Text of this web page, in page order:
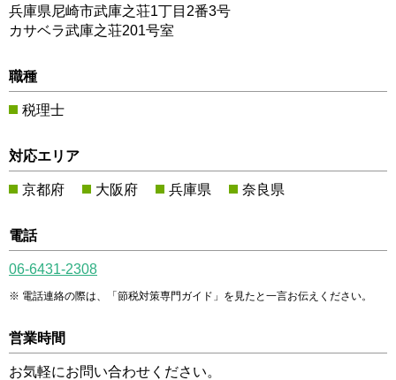
兵庫県尼崎市武庫之荘1丁目2番3号
カサベラ武庫之荘201号室
職種
税理士
対応エリア
京都府 大阪府 兵庫県 奈良県
電話
06-6431-2308
電話連絡の際は、「節税対策専門ガイド」を見たと一言お伝えください。
営業時間
お気軽にお問い合わせください。